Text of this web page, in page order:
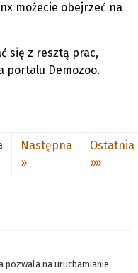
możecie obejrzeć na
się z resztą prac,
portalu Demozoo.
Następna
»
Ostatnia
»»
pozwala na uruchamianie